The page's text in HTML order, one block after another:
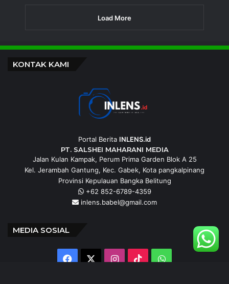
Load More
KONTAK KAMI
Portal Berita INLENS.id
PT. SALSHEI MAHARANI MEDIA
Jalan Kulan Kampak, Perum Prima Garden Blok A 25
Kel. Jerambah Gantung, Kec. Gabek, Kota pangkalpinang
Provinsi Kepulauan Bangka Belitung
+62 852-6789-4359
inlens.babel@gmail.com
MEDIA SOSIAL
Facebook Instagram
TikTokWhatsApp